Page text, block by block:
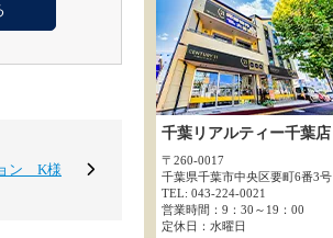
ン K様
千葉リアルティー千葉店
〒260-0017
千葉県千葉市中央区要町6番3号
TEL: 043-224-0021
営業時間：9：30～19：00
定休日：水曜日